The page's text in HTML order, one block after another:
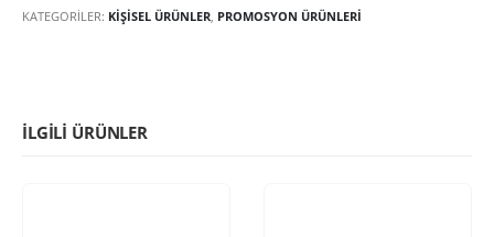
KATEGORILER: KIŞISEL ÜRÜNLER, PROMOSYON ÜRÜNLERİ
İLGILI ÜRÜNLER